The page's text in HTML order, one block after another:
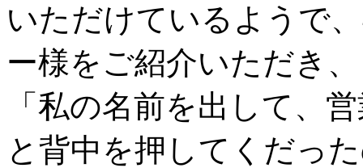
いただけているようで
ー様をご紹介いただき、
「私の名前を出して、
と背中を押してくだっ